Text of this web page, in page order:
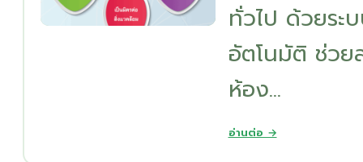
ทั่วไป ด้วยระ
อัตโนมัติ ช่วย
ห้อง...
อ่านต่อ →